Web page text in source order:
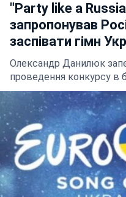
"Party like a
запропонував
заспівати гімн
Олександр Данилюк
проведення конкурсу в